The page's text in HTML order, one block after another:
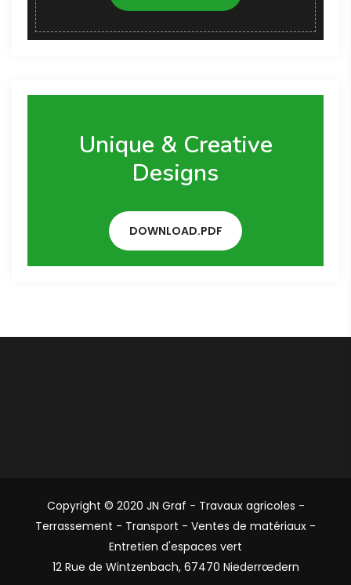
Unique & Creative
Designs
DOWNLOAD.PDF
Copyright © 2020 JN Graf - Travaux agricoles -
Terrassement - Transport - Ventes de matériaux -
Entretien d'espaces vert
12 Rue de Wintzenbach, 67470 Niederrœdern